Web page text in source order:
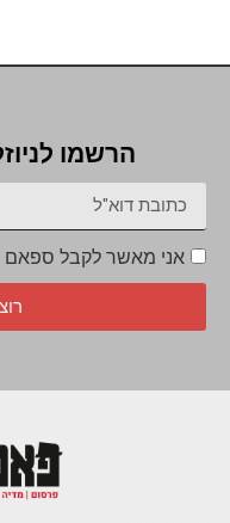
הרשמו
אני מאשר לקבל ספאם